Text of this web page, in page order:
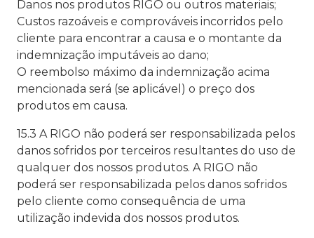
Danos nos produtos RIGO ou outros materiais;
Custos razoáveis e comprováveis incorridos pelo
cliente para encontrar a causa e o montante da
indemnização imputáveis ao dano;
O reembolso máximo da indemnização acima
mencionada será (se aplicável) o preço dos
produtos em causa.
15.3 A RIGO não poderá ser responsabilizada pelos
danos sofridos por terceiros resultantes do uso de
qualquer dos nossos produtos. A RIGO não
poderá ser responsabilizada pelos danos sofridos
pelo cliente como consequência de uma
utilização indevida dos nossos produtos.